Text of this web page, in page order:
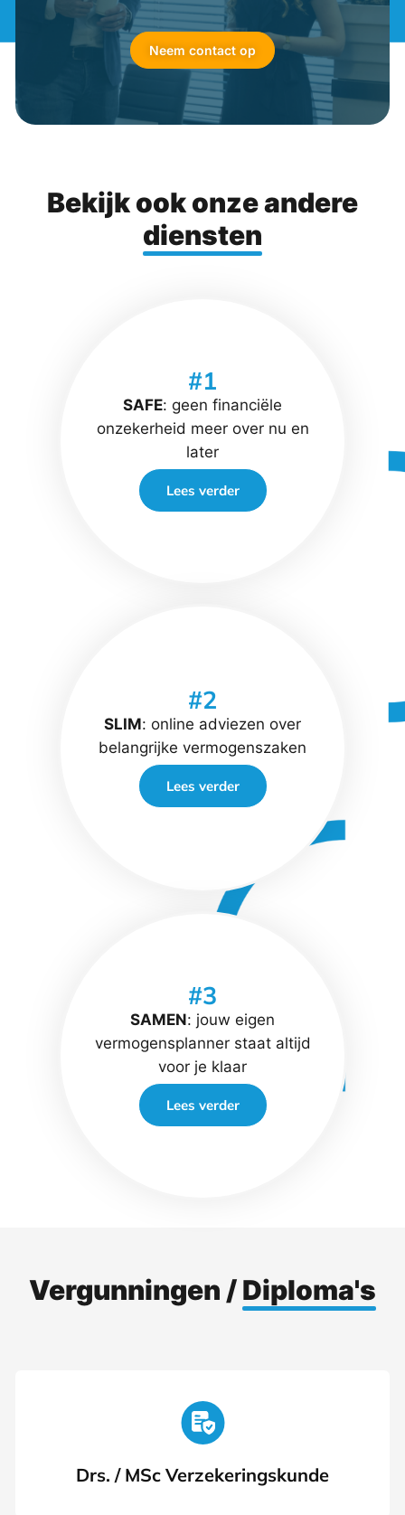
Neem contact op
Bekijk ook onze andere
diensten
#1
SAFE: geen financiële
onzekerheid meer over nu en
later
Lees verder
#2
SLIM: online adviezen over
belangrijke vermogenszaken
Lees verder
#3
SAMEN: jouw eigen
vermogensplanner staat altijd
voor je klaar
Lees verder
Vergunningen /Diploma's
Drs. / MSc Verzekeringskunde